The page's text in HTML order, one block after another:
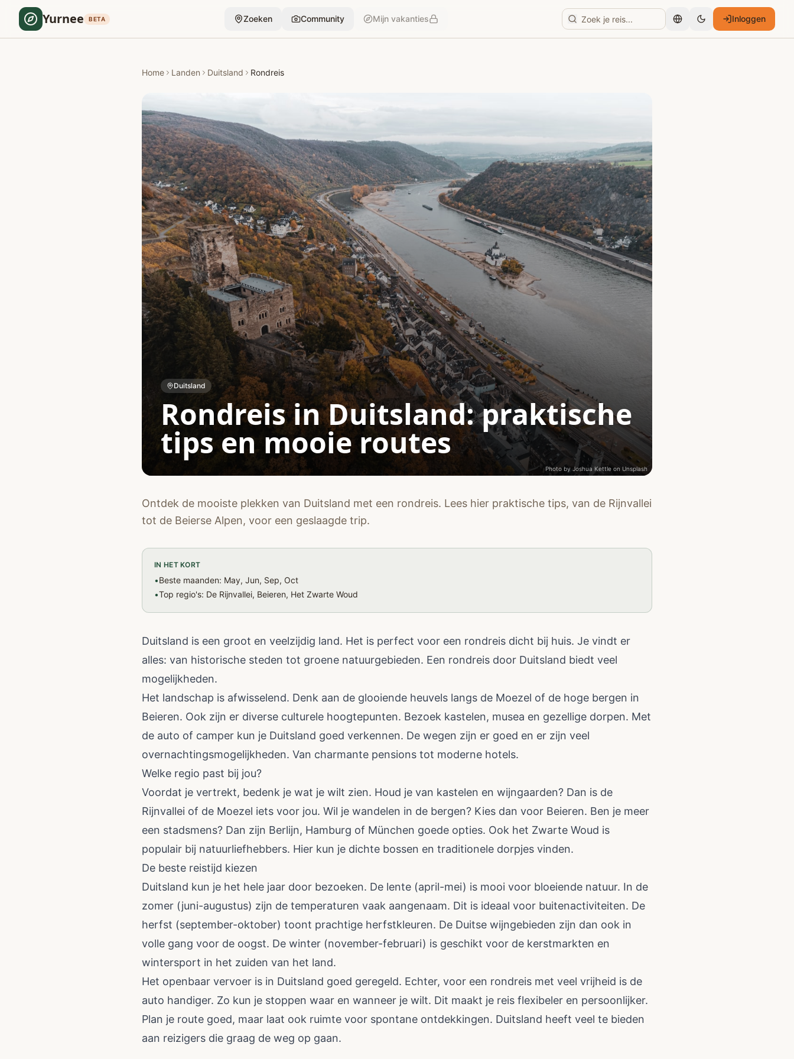
Yurnee BETA Zoeken Community Mijn vakanties Nederlands Inloggen
Home Landen Duitsland Rondreis
Duitsland
Rondreis in Duitsland: praktische
tips en mooie routes
Photo by Joshua Kettle on Unsplash
Ontdek de mooiste plekken van Duitsland met een rondreis. Lees hier praktische tips, van de Rijnvallei
tot de Beierse Alpen, voor een geslaagde trip.
IN HET KORT
•Beste maanden: May, Jun, Sep, Oct
•Top regio's: De Rijnvallei, Beieren, Het Zwarte Woud
Duitsland is een groot en veelzijdig land. Het is perfect voor een rondreis dicht bij huis. Je vindt er
alles: van historische steden tot groene natuurgebieden. Een rondreis door Duitsland biedt veel
mogelijkheden.
Het landschap is afwisselend. Denk aan de glooiende heuvels langs de Moezel of de hoge bergen in
Beieren. Ook zijn er diverse culturele hoogtepunten. Bezoek kastelen, musea en gezellige dorpen. Met
de auto of camper kun je Duitsland goed verkennen. De wegen zijn er goed en er zijn veel
overnachtingsmogelijkheden. Van charmante pensions tot moderne hotels.
Welke regio past bij jou?
Voordat je vertrekt, bedenk je wat je wilt zien. Houd je van kastelen en wijngaarden? Dan is de
Rijnvallei of de Moezel iets voor jou. Wil je wandelen in de bergen? Kies dan voor Beieren. Ben je meer
een stadsmens? Dan zijn Berlijn, Hamburg of München goede opties. Ook het Zwarte Woud is
populair bij natuurliefhebbers. Hier kun je dichte bossen en traditionele dorpjes vinden.
De beste reistijd kiezen
Duitsland kun je het hele jaar door bezoeken. De lente (april-mei) is mooi voor bloeiende natuur. In de
zomer (juni-augustus) zijn de temperaturen vaak aangenaam. Dit is ideaal voor buitenactiviteiten. De
herfst (september-oktober) toont prachtige herfstkleuren. De Duitse wijngebieden zijn dan ook in
volle gang voor de oogst. De winter (november-februari) is geschikt voor de kerstmarkten en
wintersport in het zuiden van het land.
Het openbaar vervoer is in Duitsland goed geregeld. Echter, voor een rondreis met veel vrijheid is de
auto handiger. Zo kun je stoppen waar en wanneer je wilt. Dit maakt je reis flexibeler en persoonlijker.
Plan je route goed, maar laat ook ruimte voor spontane ontdekkingen. Duitsland heeft veel te bieden
aan reizigers die graag de weg op gaan.